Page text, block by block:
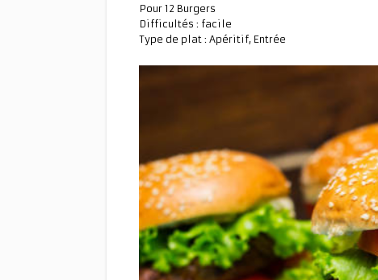
Pour 12 Burgers
Difficultés : facile
Type de plat : Apéritif, Entrée
Mini Burgers